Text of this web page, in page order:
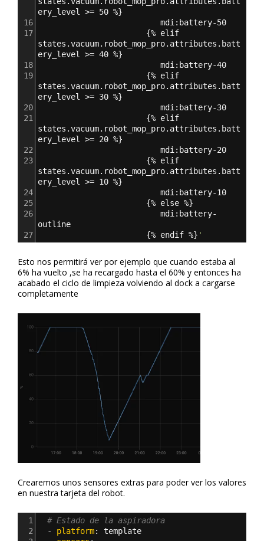
ery_level >= 50 %}
16
mdi:battery-50
17
{% elif
states.vacuum.robot_mop_pro.attributes.batt
ery_level >= 40 %}
18
mdi:battery-40
19
{% elif
states.vacuum.robot_mop_pro.attributes.batt
ery_level >= 30 %}
20
mdi:battery-30
21
{% elif
states.vacuum.robot_mop_pro.attributes.batt
ery_level >= 20 %}
22
mdi:battery-20
23
{% elif
states.vacuum.robot_mop_pro.attributes.batt
ery_level >= 10 %}
24
mdi:battery-10
25
{% else %}
26
mdi:battery-
outline
27
{% endif %} '
Esto nos permitirá ver por ejemplo que cuando estaba al
6% ha vuelto ,se ha recargado hasta el 60% y entonces ha
acabado el ciclo de limpieza volviendo al dock a cargarse
completamente
Crearemos unos sensores extras para poder ver los valores
en nuestra tarjeta del robot.
1
# Estado de la aspiradora
2
  -
platform: template